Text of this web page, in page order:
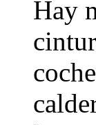
Hay